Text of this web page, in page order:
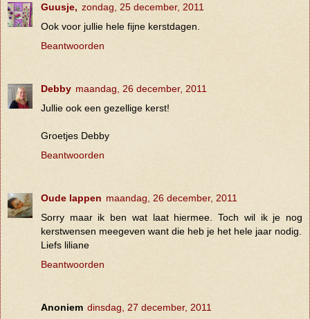
Guusje, zondag, 25 december, 2011
Ook voor jullie hele fijne kerstdagen.
Beantwoorden
Debby maandag, 26 december, 2011
Jullie ook een gezellige kerst!
Groetjes Debby
Beantwoorden
Oude lappen maandag, 26 december, 2011
Sorry maar ik ben wat laat hiermee. Toch wil ik je nog
kerstwensen meegeven want die heb je het hele jaar nodig.
Liefs liliane
Beantwoorden
Anoniem dinsdag, 27 december, 2011